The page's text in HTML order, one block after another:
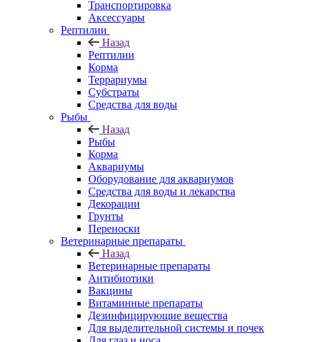
Транспортировка
Аксессуары
Рептилии
Назад
Рептилии
Корма
Террариумы
Субстраты
Средства для воды
Рыбы
Назад
Рыбы
Корма
Аквариумы
Оборудование для аквариумов
Средства для воды и лекарства
Декорации
Грунты
Переноски
Ветеринарные препараты
Назад
Ветеринарные препараты
Антибиотики
Вакцины
Витаминные препараты
Дезинфицирующие вещества
Для выделительной системы и почек